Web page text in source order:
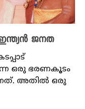
ജനത
ഒരു ഭരണകൂടം
അതിൽ ഒരു